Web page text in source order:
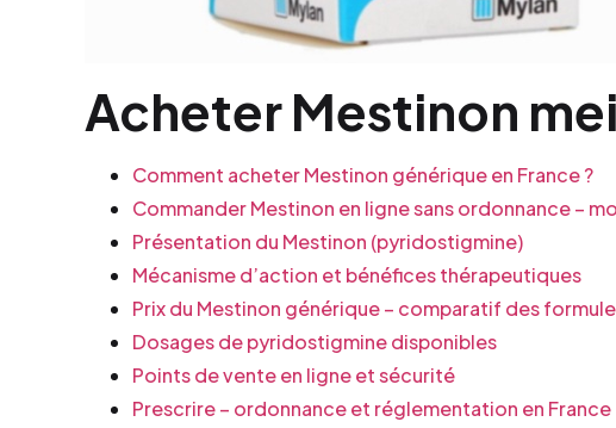
Acheter Mestinon
Comment acheter Mestinon générique en France ?
Commander Mestinon en ligne sans ordonnance –
Présentation du Mestinon (pyridostigmine)
Mécanisme d’action et bénéfices thérapeutiques
Prix du Mestinon générique – comparatif des
Dosages de pyridostigmine disponibles
Points de vente en ligne et sécurité
Prescrire – ordonnance et réglementation en France